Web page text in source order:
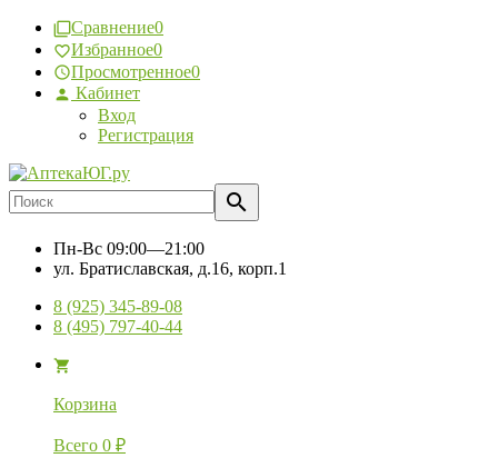
Сравнение0
Избранное0
Просмотренное0
Кабинет
Вход
Регистрация
Пн-Вс 09:00—21:00
ул. Братиславская, д.16, корп.1
8 (925) 345-89-08
8 (495) 797-40-44
Корзина
Всего 0 ₽